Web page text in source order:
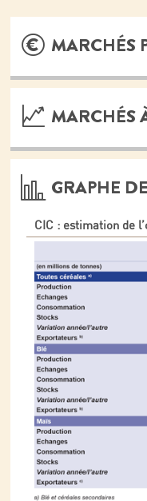
MARCHÉS
MARCHÉS
GRAPHE
CIC : estimation de